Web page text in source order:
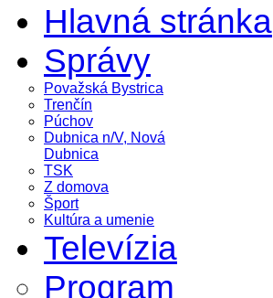
Hlavná stránka
Správy
Považská Bystrica
Trenčín
Púchov
Dubnica n/V, Nová
Dubnica
TSK
Z domova
Šport
Kultúra a umenie
Televízia
Program